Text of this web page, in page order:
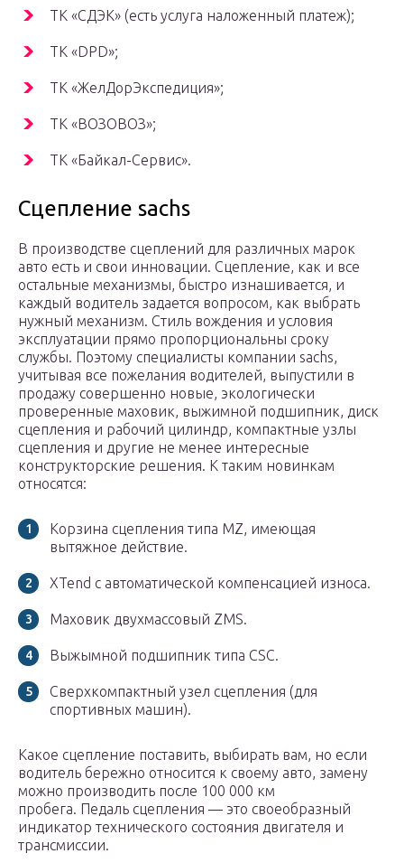
ТК «СДЭК» (есть услуга наложенный платеж);
ТК «DPD»;
ТК «ЖелДорЭкспедиция»;
ТК «ВОЗОВОЗ»;
ТК «Байкал-Сервис».
Сцепление sachs
В производстве сцеплений для различных марок
авто есть и свои инновации. Сцепление, как и все
остальные механизмы, быстро изнашивается, и
каждый водитель задается вопросом, как выбрать
нужный механизм. Стиль вождения и условия
эксплуатации прямо пропорциональны сроку
службы. Поэтому специалисты компании sachs,
учитывая все пожелания водителей, выпустили в
продажу совершенно новые, экологически
проверенные маховик, выжимной подшипник, диск
сцепления и рабочий цилиндр, компактные узлы
сцепления и другие не менее интересные
конструкторские решения. К таким новинкам
относятся:
Корзина сцепления типа MZ, имеющая
вытяжное действие.
XTend с автоматической компенсацией износа.
Маховик двухмассовый ZMS.
Выжымной подшипник типа CSC.
Сверхкомпактный узел сцепления (для
спортивных машин).
Какое сцепление поставить, выбирать вам, но если
водитель бережно относится к своему авто, замену
можно производить после 100 000 км
пробега. Педаль сцепления — это своеобразный
индикатор технического состояния двигателя и
трансмиссии.